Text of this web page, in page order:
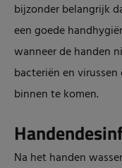
bijzonder belangrijk
een goede
wanneer de handen
bacteriën en
binnen te komen.
Na het handen